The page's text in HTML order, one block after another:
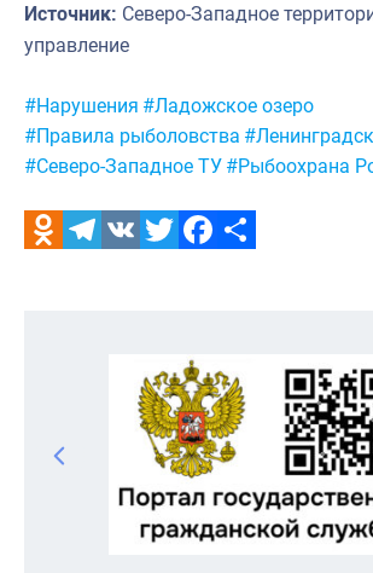
Источник: Северо-Западное
управление
Метки:
#Нарушения #Ладожское озеро
#Правила рыболовства
#Северо-Западное ТУ #Рыбоохрана